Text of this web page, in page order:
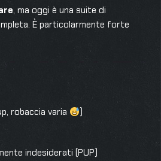
, ma oggi è una suite di
È particolarmente forte
robaccia varia
)
indesiderati (PUP)